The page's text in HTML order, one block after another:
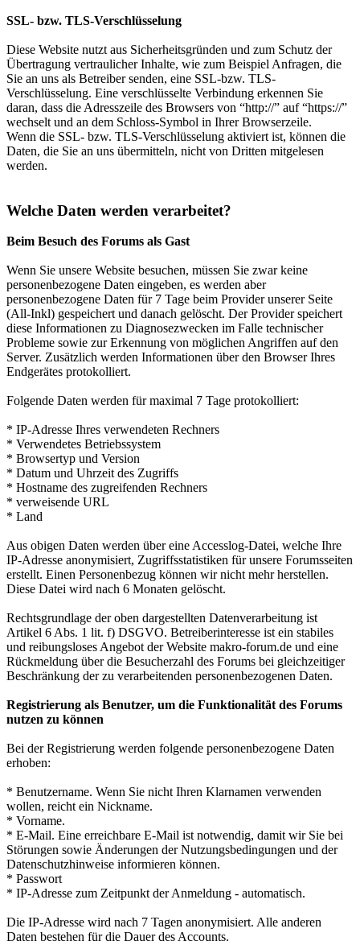
SSL- bzw. TLS-Verschlüsselung
Diese Website nutzt aus Sicherheitsgründen und zum Schutz der
Übertragung vertraulicher Inhalte, wie zum Beispiel Anfragen, die
Sie an uns als Betreiber senden, eine SSL-bzw. TLS-
Verschlüsselung. Eine verschlüsselte Verbindung erkennen Sie
daran, dass die Adresszeile des Browsers von “http://” auf “https://”
wechselt und an dem Schloss-Symbol in Ihrer Browserzeile.
Wenn die SSL- bzw. TLS-Verschlüsselung aktiviert ist, können die
Daten, die Sie an uns übermitteln, nicht von Dritten mitgelesen
werden.
Welche Daten werden verarbeitet?
Beim Besuch des Forums als Gast
Wenn Sie unsere Website besuchen, müssen Sie zwar keine
personenbezogene Daten eingeben, es werden aber
personenbezogene Daten für 7 Tage beim Provider unserer Seite
(All-Inkl) gespeichert und danach gelöscht. Der Provider speichert
diese Informationen zu Diagnosezwecken im Falle technischer
Probleme sowie zur Erkennung von möglichen Angriffen auf den
Server. Zusätzlich werden Informationen über den Browser Ihres
Endgerätes protokolliert.
Folgende Daten werden für maximal 7 Tage protokolliert:
* IP-Adresse Ihres verwendeten Rechners
* Verwendetes Betriebssystem
* Browsertyp und Version
* Datum und Uhrzeit des Zugriffs
* Hostname des zugreifenden Rechners
* verweisende URL
* Land
Aus obigen Daten werden über eine Accesslog-Datei, welche Ihre
IP-Adresse anonymisiert, Zugriffsstatistiken für unsere Forumsseiten
erstellt. Einen Personenbezug können wir nicht mehr herstellen.
Diese Datei wird nach 6 Monaten gelöscht.
Rechtsgrundlage der oben dargestellten Datenverarbeitung ist
Artikel 6 Abs. 1 lit. f) DSGVO. Betreiberinteresse ist ein stabiles
und reibungsloses Angebot der Website makro-forum.de und eine
Rückmeldung über die Besucherzahl des Forums bei gleichzeitiger
Beschränkung der zu verarbeitenden personenbezogenen Daten.
Registrierung als Benutzer, um die Funktionalität des Forums
nutzen zu können
Bei der Registrierung werden folgende personenbezogene Daten
erhoben:
* Benutzername. Wenn Sie nicht Ihren Klarnamen verwenden
wollen, reicht ein Nickname.
* Vorname.
* E-Mail. Eine erreichbare E-Mail ist notwendig, damit wir Sie bei
Störungen sowie Änderungen der Nutzungsbedingungen und der
Datenschutzhinweise informieren können.
* Passwort
* IP-Adresse zum Zeitpunkt der Anmeldung - automatisch.
Die IP-Adresse wird nach 7 Tagen anonymisiert. Alle anderen
Daten bestehen für die Dauer des Accounts.